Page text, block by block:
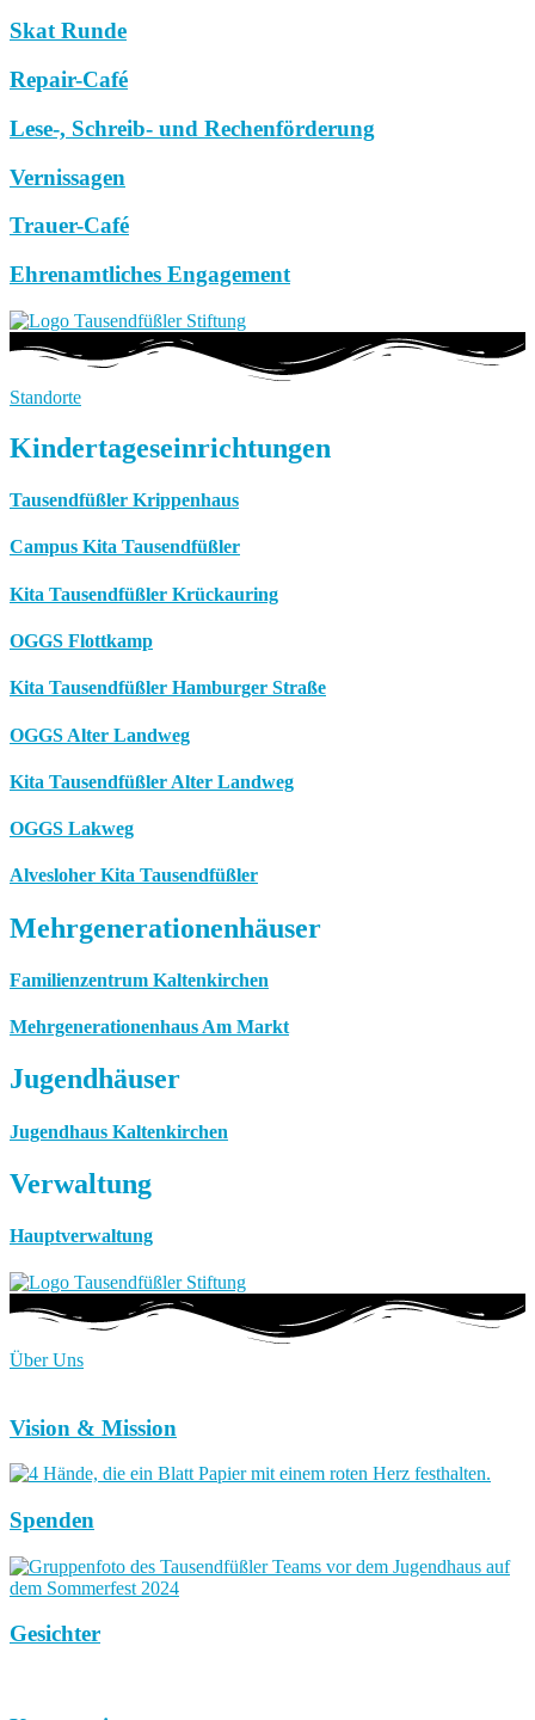
Skat Runde
Repair-Café
Lese-, Schreib- und Rechenförderung
Vernissagen
Trauer-Café
Ehrenamtliches Engagement
Standorte
Kindertageseinrichtungen
Tausendfüßler Krippenhaus
Campus Kita Tausendfüßler
Kita Tausendfüßler Krückauring
OGGS Flottkamp
Kita Tausendfüßler Hamburger Straße
OGGS Alter Landweg
Kita Tausendfüßler Alter Landweg
OGGS Lakweg
Alvesloher Kita Tausendfüßler
Mehrgenerationenhäuser
Familienzentrum Kaltenkirchen
Mehrgenerationenhaus Am Markt
Jugendhäuser
Jugendhaus Kaltenkirchen
Verwaltung
Hauptverwaltung
Über Uns
Vision & Mission
Spenden
Gesichter